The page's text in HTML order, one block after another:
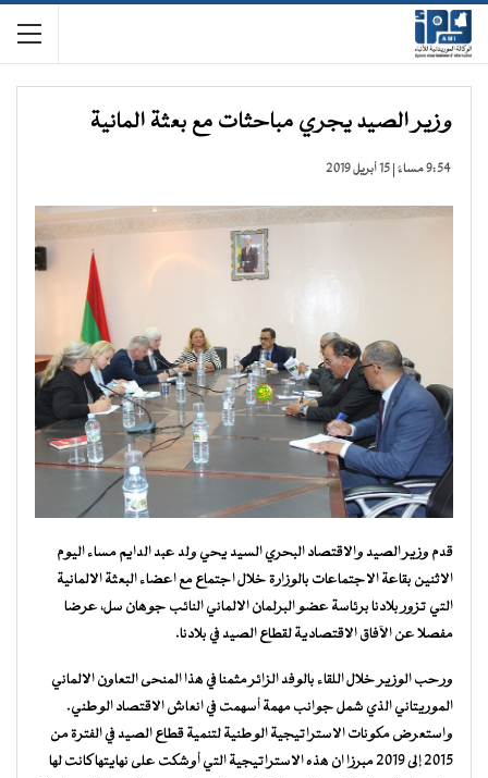
وزير الصيد يجري مباحثات مع بعثة المانية
9:54 مساءً | 15 أبريل 2019
قدم وزير الصيد والاقتصاد البحري السيد يحي ولد عبد الدايم مساء اليوم
الاثنين بقاعة الاجتماعات بالوزارة خلال اجتماع مع اعضاء البعثة الالمانية
التي تزور بلادنا برئاسة عضو البرلمان الالماني النائب جوهان سل، عرضا
مفصلا عن الآفاق الاقتصادية لقطاع الصيد في بلادنا.
ورحب الوزير خلال اللقاء بالوفد الزائر مثمنا في هذا المنحى التعاون الالماني
الموريتاني الذي شمل جوانب مهمة أسهمت في انعاش الاقتصاد الوطني.
واستعرض مكونات الاستراتيجية الوطنية لتنمية قطاع الصيد في الفترة من
2015 إلى 2019 مبرزا ان هذه الاستراتيجية التي أوشكت على نهايتها كانت لها